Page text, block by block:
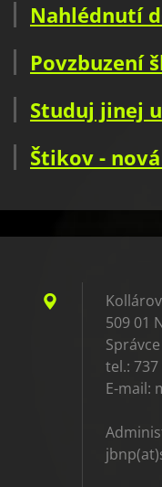
Nahlédnutí
Povzbuzení
Studuj jinej
Štikov -
509 01
tel.: 737
E-mail: